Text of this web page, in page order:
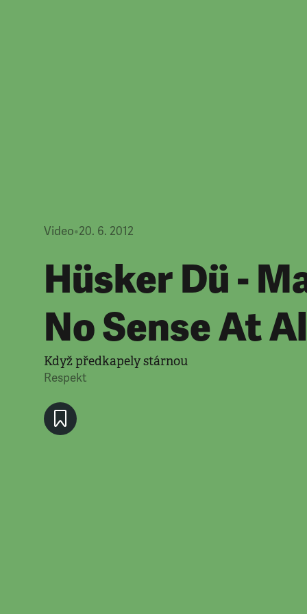
Video•20. 6. 2012
Hüsker Dü -
No Sense At
Když předkapely stárnou
Respekt